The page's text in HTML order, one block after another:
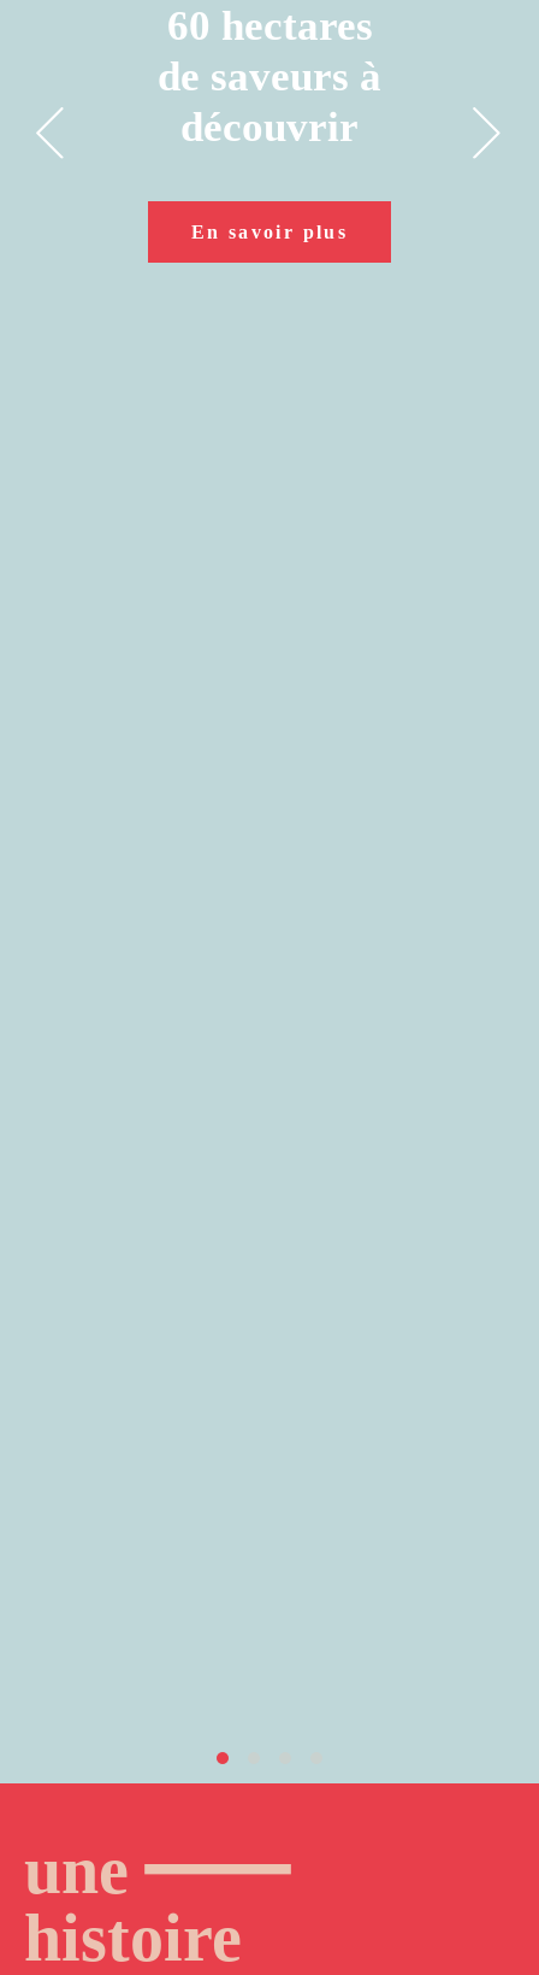
60 hectares
de saveurs à
découvrir
En savoir plus
Réservations
disponibles!
une—
histoire